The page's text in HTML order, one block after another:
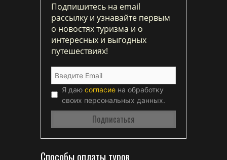
Подпишитесь на email
рассылку и узнавайте первым
о новостях туризма и о
интересных и выгодных
путешествиях!
Я даю согласие на обработку
своих персональных данных.
Способы оплаты туров